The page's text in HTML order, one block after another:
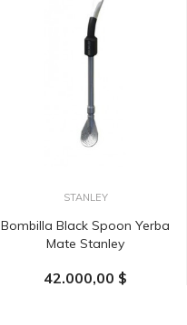
STANLEY
Bombilla Black Spoon Yerba
Mate Stanley
42.000,00 $